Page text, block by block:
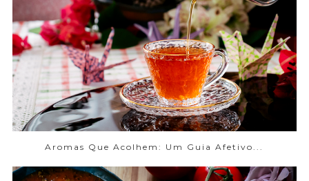
Aromas Que Acolhem: Um Guia Afetivo...